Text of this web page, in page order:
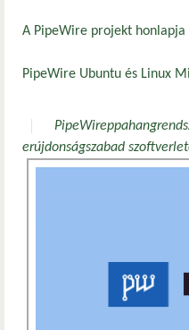
A PipeWire projekt honlapja
PipeWire Ubuntu és Linux
PipeWireppa
erújdonságszabad szoftver